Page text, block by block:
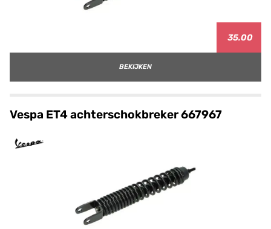
35.00
BEKIJKEN
Vespa ET4 achterschokbreker 667967